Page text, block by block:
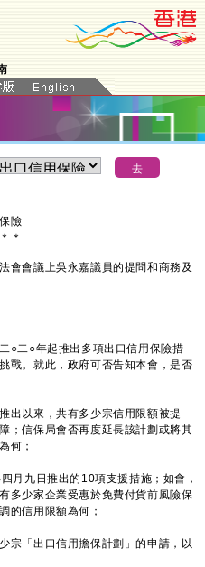
險
＊ ＊
會議上吳永嘉議員的提問和商務及
二○年起推出多項出口信用保險措
戰。就此，政府可否告知本會，是否
出以來，共有多少宗信用限額被提
；信保局會否再度延長該計劃或將其
何；
月九日推出的10項支援措施；如會，
多少家企業受惠於免費付貨前風險保
的信用限額為何；
宗「出口信用擔保計劃」的申請，以